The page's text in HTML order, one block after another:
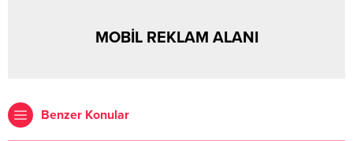
MOBİL REKLAM ALANI
Benzer Konular